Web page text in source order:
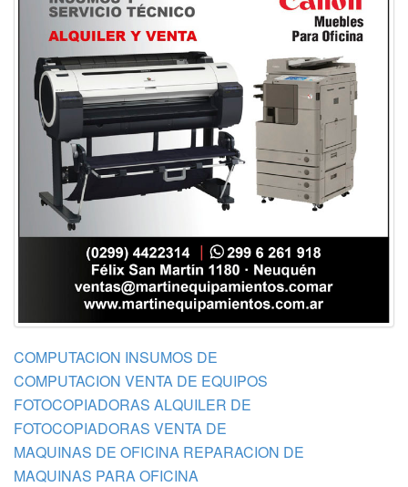
COMPUTACION INSUMOS DE
COMPUTACION VENTA DE EQUIPOS
FOTOCOPIADORAS ALQUILER DE
FOTOCOPIADORAS VENTA DE
MAQUINAS DE OFICINA REPARACION DE
MAQUINAS PARA OFICINA